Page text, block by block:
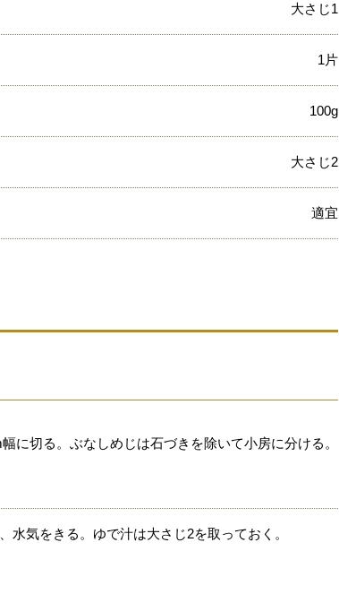
大さじ1
1片
100g
大さじ2
適宜
に切る。ぶなしめじは石づきを除いて小房に分ける。
水気をきる。ゆで汁は大さじ2を取っておく。